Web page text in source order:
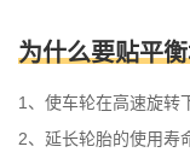
为什么要贴平
1、使车轮在高速旋转
2、延长轮胎的使用寿